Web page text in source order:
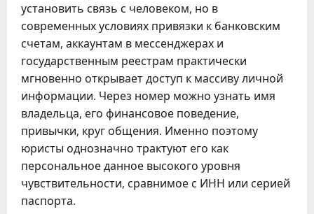
установить связь с человеком, но в
современных условиях привязки к банковским
счетам, аккаунтам в мессенджерах и
государственным реестрам практически
мгновенно открывает доступ к массиву личной
информации. Через номер можно узнать имя
владельца, его финансовое поведение,
привычки, круг общения. Именно поэтому
юристы однозначно трактуют его как
персональное данное высокого уровня
чувствительности, сравнимое с ИНН или серией
паспорта.